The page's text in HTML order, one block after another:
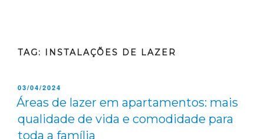
TAG: INSTALAÇÕES DE LAZER
03/04/2024
Áreas de lazer em apartamentos: mais
qualidade de vida e comodidade para
toda a família